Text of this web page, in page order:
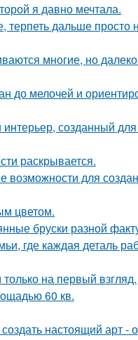
я давно мечтала.
дальше просто
многие, но
до мелочей и
созданный
раскрывается.
возможности для
цветом.
бруски разной
где каждая деталь
на первый взгляд.
60 кв.
настоящий арт -